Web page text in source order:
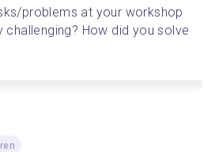
problems at your workshop
How did you solve